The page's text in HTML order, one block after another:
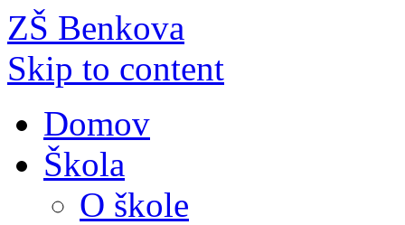
ZŠ Benkova
Skip to content
Domov
Škola
O škole